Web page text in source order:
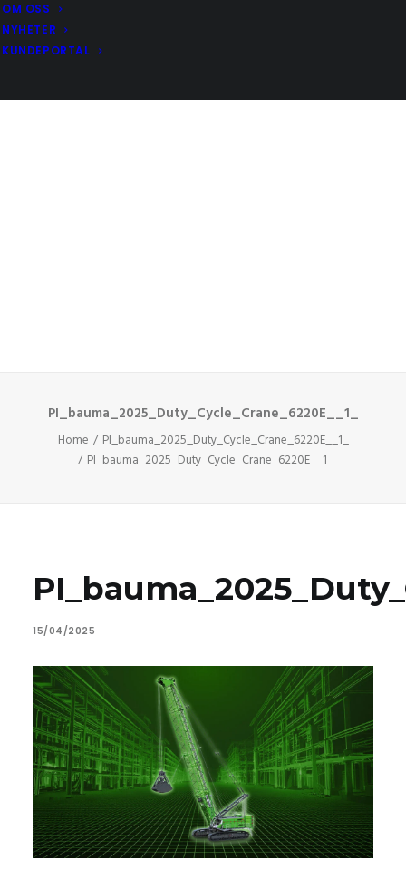
OM OSS
NYHETER
KUNDEPORTAL
PI_bauma_2025_Duty_Cycle_Crane_6220E__1_
Home
PI_bauma_2025_Duty_Cycle_Crane_6220E__1_
PI_bauma_2025_Duty_Cycle_Crane_6220E__1_
15/04/2025